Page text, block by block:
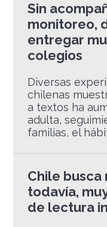
Sin
monitoreo,
entregar
colegios
Diversas
chilenas
a textos ha
adulta,
familias, el
Chile busca
todavía,
de lectura